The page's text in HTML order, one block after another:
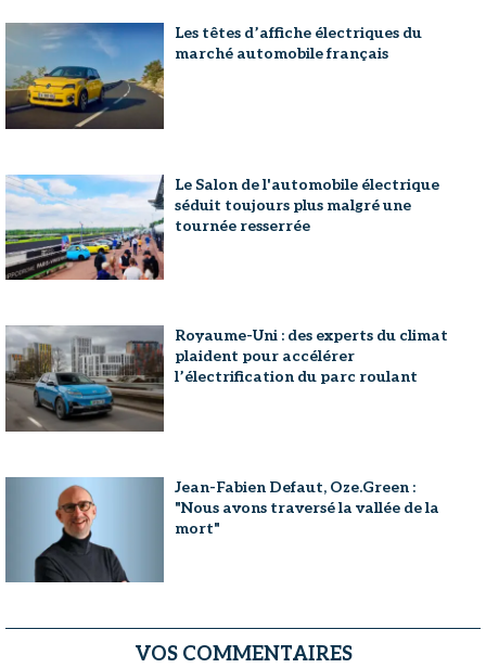
Les têtes d’affiche électriques du
marché automobile français
Le Salon de l'automobile électrique
séduit toujours plus malgré une
tournée resserrée
Royaume-Uni : des experts du climat
plaident pour accélérer
l’électrification du parc roulant
Jean-Fabien Defaut, Oze.Green :
"Nous avons traversé la vallée de la
mort"
VOS COMMENTAIRES